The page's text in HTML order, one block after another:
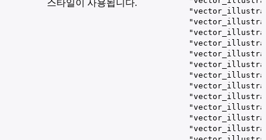
스타일이 사용됩니다.